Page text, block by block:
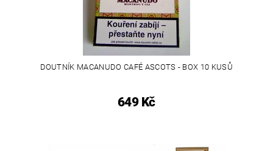
DOUTNÍK MACANUDO CAFÉ ASCOTS - BOX 10 KUSŮ
649 Kč